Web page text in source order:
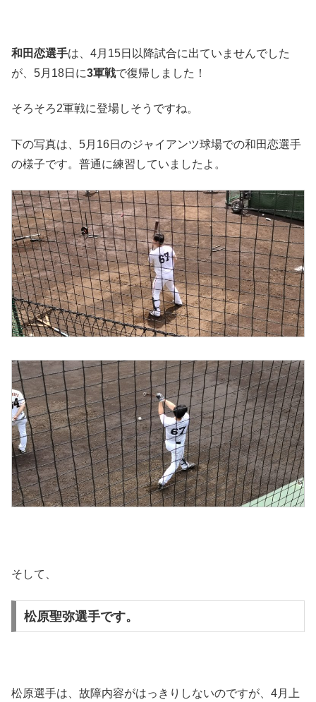
和田恋選手は、4月15日以降試合に出ていませんでした
が、5月18日に3軍戦で復帰しました！
そろそろ2軍戦に登場しそうですね。
下の写真は、5月16日のジャイアンツ球場での和田恋選手
の様子です。普通に練習していましたよ。
そして、
松原聖弥選手です。
松原選手は、故障内容がはっきりしないのですが、4月上